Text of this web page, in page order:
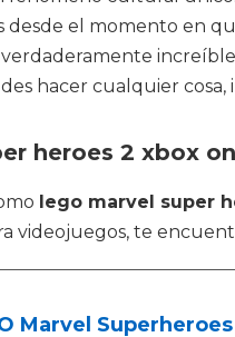
desde el momento en
hacer cualquier
heroes 2 xbox
lego marvel super
te
Marvel